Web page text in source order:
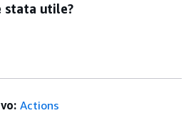
stata utile?
Actions